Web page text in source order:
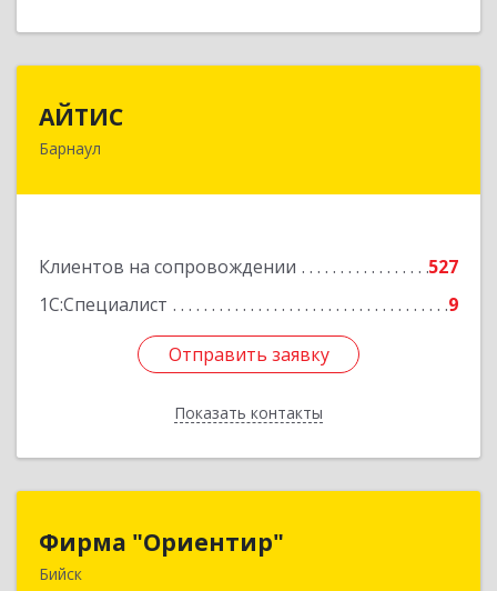
АЙТИС
Барнаул
Клиентов на сопровождении
527
1С:Специалист
9
Отправить заявку
Показать контакты
656067, Алтайский край, Барнаул г, Взлетная ул,
Отправить заявку
Назад
Фирма "Ориентир"
Бийск
659300, Алтайский край, Бийск г, Сергея Кирова